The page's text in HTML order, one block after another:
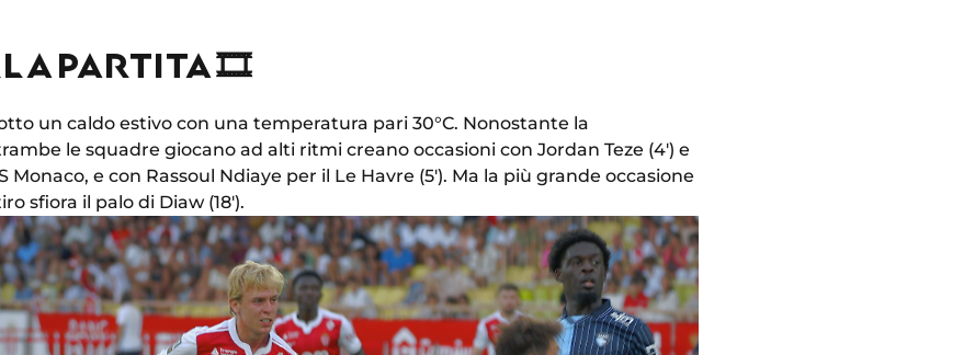
PARTITA 🎞
un caldo estivo con una temperatura pari 30°C. Nonostante la
le squadre giocano ad alti ritmi creano occasioni con Jordan Teze (4') e
Monaco, e con Rassoul Ndiaye per il Le Havre (5'). Ma la più grande occasione
sfiora il palo di Diaw (18').